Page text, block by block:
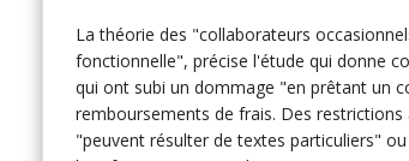
La théorie des "collaborateurs
fonctionnelle", précise l'étude qui donne
qui ont subi un dommage "en prêtant un
remboursements de frais. Des
"peuvent résulter de textes particuliers"